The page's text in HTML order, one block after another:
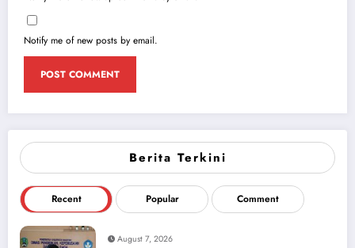
Berita Terkini
Recent Popular Comment
August 7, 2026
Notify me of new posts by email.